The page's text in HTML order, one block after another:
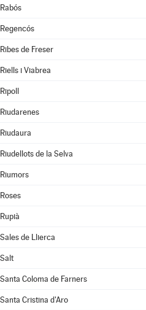
Rabós
Regencós
Ribes de Freser
Riells i Viabrea
Ripoll
Riudarenes
Riudaura
Riudellots de la Selva
Riumors
Roses
Rupià
Sales de Llierca
Salt
Santa Coloma de Farners
Santa Cristina d'Aro